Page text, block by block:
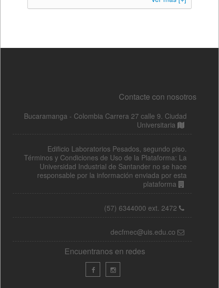
Contacte con nosotros
Bucaramanga - Colombia Carrera 27 calle 9. Ciudad
Universitaria
Edificio Laboratorios Pesados, segundo piso.
Términos y Condiciones de Uso de la Plataforma: La
Universidad Industrial de Santander no se hace
responsable por la información enviada por esta
plataforma
(57) 6344000 ext. 2472
decfmec@uis.edu.co
Encuentranos en redes